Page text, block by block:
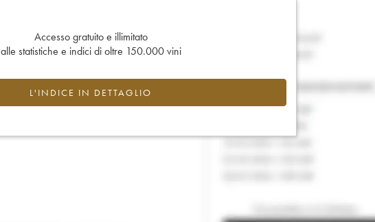
Accesso gratuito e illimitato
alle statistiche e indici di oltre 150.000 vini
L'INDICE IN DETTAGLIO